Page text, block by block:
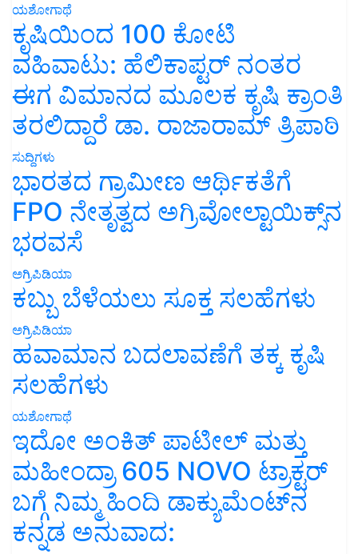
ಯಶೋಗಾಥೆ
ಕೃಷಿಯಿಂದ 100 ಕೋಟಿ
ವಹಿವಾಟು: ಹೆಲಿಕಾಪ್ಟರ್ ನಂತರ
ಈಗ ವಿಮಾನದ ಮೂಲಕ ಕೃಷಿ ಕ್ರಾಂತಿ
ತರಲಿದ್ದಾರೆ ಡಾ. ರಾಜಾರಾಮ್ ತ್ರಿಪಾಠಿ
ಸುದ್ದಿಗಳು
ಭಾರತದ ಗ್ರಾಮೀಣ ಆರ್ಥಿಕತೆಗೆ
FPO ನೇತೃತ್ವದ ಅಗ್ರಿವೋಲ್ಟಾಯಿಕ್ಸ್‌ನ
ಭರವಸೆ
ಅಗ್ರಿಪಿಡಿಯಾ
ಕಬ್ಬು ಬೆಳೆಯಲು ಸೂಕ್ತ ಸಲಹೆಗಳು
ಅಗ್ರಿಪಿಡಿಯಾ
ಹವಾಮಾನ ಬದಲಾವಣೆಗೆ ತಕ್ಕ ಕೃಷಿ
ಸಲಹೆಗಳು
ಯಶೋಗಾಥೆ
ಇದೋ ಅಂಕಿತ್ ಪಾಟೀಲ್ ಮತ್ತು
ಮಹೀಂದ್ರಾ 605 NOVO ಟ್ರಾಕ್ಟರ್
ಬಗ್ಗೆ ನಿಮ್ಮ ಹಿಂದಿ ಡಾಕ್ಯುಮೆಂಟ್‌ನ
ಕನ್ನಡ ಅನುವಾದ: